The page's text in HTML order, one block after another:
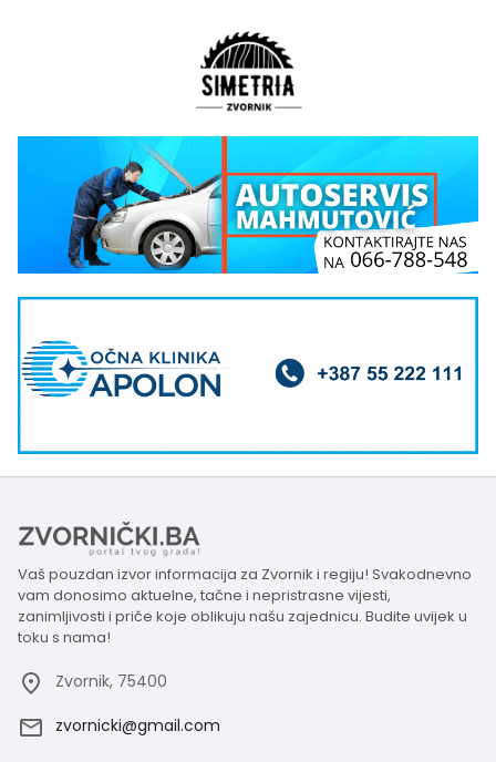
Vaš pouzdan izvor informacija za Zvornik i regiju! Svakodnevno
vam donosimo aktuelne, tačne i nepristrasne vijesti,
zanimljivosti i priče koje oblikuju našu zajednicu. Budite uvijek u
toku s nama!
Zvornik, 75400
zvornicki@gmail.com